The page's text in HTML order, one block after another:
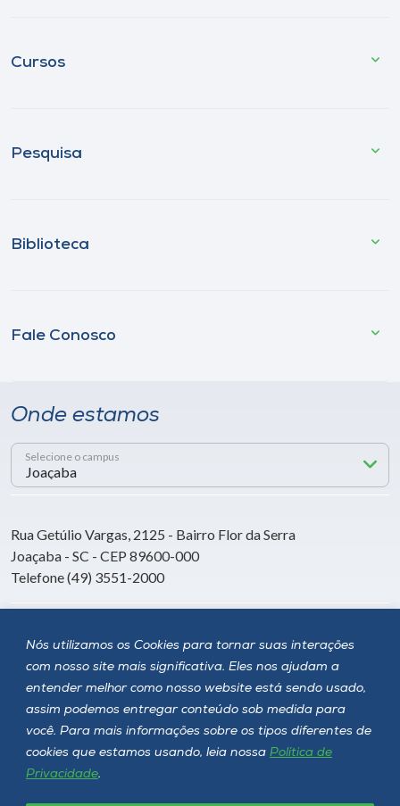
Nós utilizamos os Cookies para tornar suas interações
com nosso site mais significativa. Eles nos ajudam a
entender melhor como nosso website está sendo usado,
assim podemos entregar conteúdo sob medida para
você. Para mais informações sobre os tipos diferentes de
cookies que estamos usando, leia nossa Política de
Privacidade.
Cursos
Pesquisa
Biblioteca
Fale Conosco
Onde estamos
Selecione o campus
Rua Getúlio Vargas, 2125 - Bairro Flor da Serra
Joaçaba - SC - CEP 89600-000
Telefone (49) 3551-2000
Siga a Unoesc